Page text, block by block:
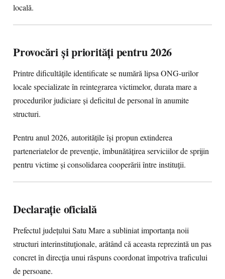
locală.
Provocări și priorități pentru 2026
Printre dificultățile identificate se numără lipsa ONG-urilor
locale specializate în reintegrarea victimelor, durata mare a
procedurilor judiciare și deficitul de personal în anumite
structuri.
Pentru anul 2026, autoritățile își propun extinderea
parteneriatelor de prevenție, îmbunătățirea serviciilor de sprijin
pentru victime și consolidarea cooperării între instituții.
Declarație oficială
Prefectul județului Satu Mare a subliniat importanța noii
structuri interinstituționale, arătând că aceasta reprezintă un pas
concret în direcția unui răspuns coordonat împotriva traficului
de persoane.